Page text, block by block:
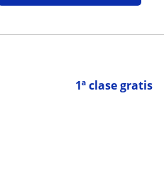
1ª clase gratis